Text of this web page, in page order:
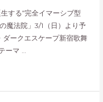
する“完全イマーシブ型
魔法院」3/1（日）より予
ークエスケープ新宿歌舞
ーマ …